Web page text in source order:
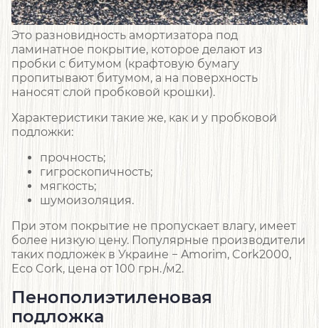
Это разновидность амортизатора под
ламинатное покрытие, которое делают из
пробки с битумом (крафтовую бумагу
пропитывают битумом, а на поверхность
наносят слой пробковой крошки).
Характеристики такие же, как и у пробковой
подложки:
прочность;
гигроскопичность;
мягкость;
шумоизоляция.
При этом покрытие не пропускает влагу, имеет
более низкую цену. Популярные производители
таких подложек в Украине − Amorim, Cork2000,
Eco Cork, цена от 100 грн./м2.
Пенополиэтиленовая
подложка